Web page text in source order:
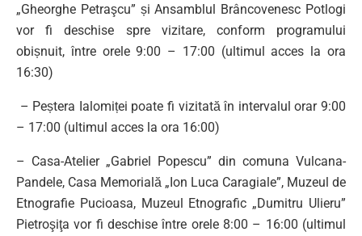
„Gheorghe Petraşcu” și Ansamblul Brâncovenesc Potlogi
vor fi deschise spre vizitare, conform programului
obișnuit, între orele 9:00 – 17:00 (ultimul acces la ora
16:30)
– Peștera Ialomiței poate fi vizitată în intervalul orar 9:00
– 17:00 (ultimul acces la ora 16:00)
– Casa-Atelier „Gabriel Popescu” din comuna Vulcana-
Pandele, Casa Memorială „Ion Luca Caragiale”, Muzeul de
Etnografie Pucioasa, Muzeul Etnografic „Dumitru Ulieru”
Pietroşiţa vor fi deschise între orele 8:00 – 16:00 (ultimul